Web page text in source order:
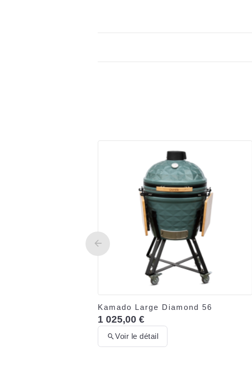
Kamado Large Diamond 56
1 025,00 €
Voir le détail